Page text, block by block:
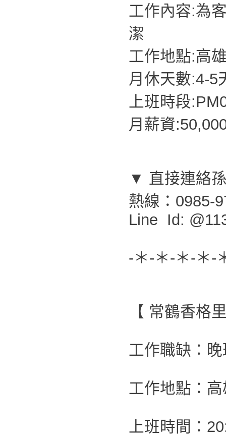
工作內容:為
潔
工作地點:高
月休天數:4-5
上班時段
月薪資
▼ 直接連絡
熱線：0985-
Line Id:
-＊-＊-＊-＊-
【 常鶴香格
工作職缺：
工作地點：
上班時間：